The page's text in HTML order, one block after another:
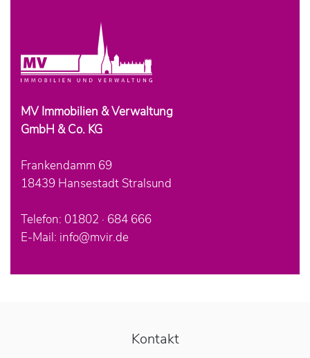
MV Immobilien & Verwaltung
GmbH & Co. KG
Frankendamm 69
18439 Hansestadt Stralsund
Telefon: 01802 · 684 666
E-Mail: info@mvir.de
Kontakt